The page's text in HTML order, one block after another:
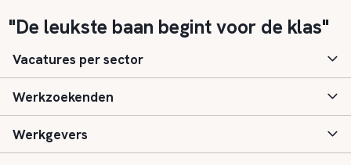
"De leukste baan begint voor de klas"
Vacatures per sector
Basisonderwijs
Speciaal (basis) onderwijs
Werkzoekenden
Aanmelden
Werkgevers